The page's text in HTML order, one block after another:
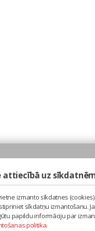
attiecībā uz
izmanto sīkdatnes
sīkdatņu izmantošanu.
papildu informāciju par
politika.